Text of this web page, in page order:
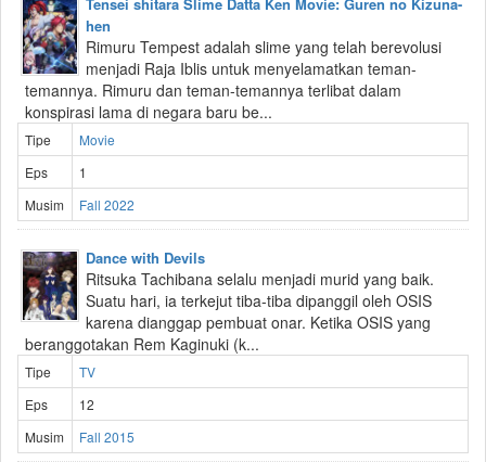
hen
Rimuru Tempest adalah slime yang telah berevolusi
menjadi Raja Iblis untuk menyelamatkan teman-
temannya. Rimuru dan teman-temannya terlibat dalam
konspirasi lama di negara baru be...
Tipe
Movie
Eps
1
Musim
Fall 2022
Dance with Devils
Ritsuka Tachibana selalu menjadi murid yang baik.
Suatu hari, ia terkejut tiba-tiba dipanggil oleh OSIS
karena dianggap pembuat onar. Ketika OSIS yang
beranggotakan Rem Kaginuki (k...
Tipe
TV
Eps
12
Musim
Fall 2015